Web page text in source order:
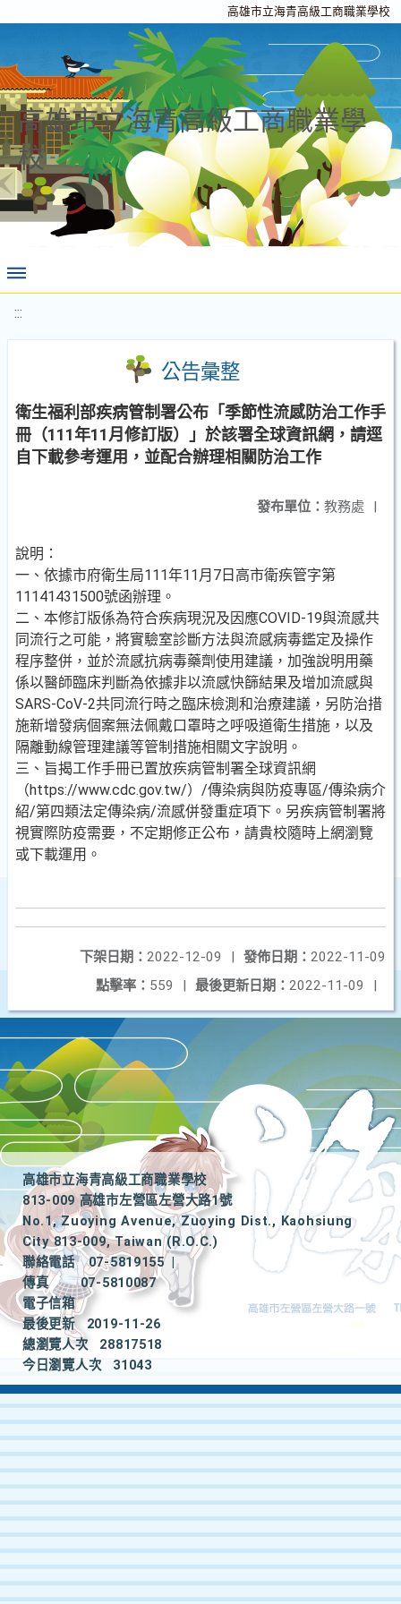
高雄市立海青高級工商職業學校
高雄市立海青高級工商職業學
校
:::
公告彙整
衛生福利部疾病管制署公布「季節性流感防治工作手
冊（111年11月修訂版）」於該署全球資訊網，請逕
自下載參考運用，並配合辦理相關防治工作
發布單位： 教務處 |
說明：
一、依據市府衛生局111年11月7日高市衛疾管字第
11141431500號函辦理。
二、本修訂版係為符合疾病現況及因應COVID-19與流感共
同流行之可能，將實驗室診斷方法與流感病毒鑑定及操作
程序整併，並於流感抗病毒藥劑使用建議，加強說明用藥
係以醫師臨床判斷為依據非以流感快篩結果及增加流感與
SARS-CoV-2共同流行時之臨床檢測和治療建議，另防治措
施新增發病個案無法佩戴口罩時之呼吸道衛生措施，以及
隔離動線管理建議等管制措施相關文字說明。
三、旨揭工作手冊已置放疾病管制署全球資訊網
（https://www.cdc.gov.tw/）/傳染病與防疫專區/傳染病介
紹/第四類法定傳染病/流感併發重症項下。另疾病管制署將
視實際防疫需要，不定期修正公布，請貴校隨時上網瀏覽
或下載運用。
發佈日期： 2022-11-09
下架日期： 2022-12-09
|
最後更新日期： 2022-11-09 |
點擊率： 559 |
高雄市立海青高級工商職業學校
813-009 高雄市左營區左營大路1號
No.1, Zuoying Avenue, Zuoying Dist., Kaohsiung
City 813-009, Taiwan (R.O.C.)
聯絡電話
07-5819155
|
傳真
07-5810087
電子信箱
最後更新
2019-11-26
總瀏覽人次
28817518
今日瀏覽人次
31043